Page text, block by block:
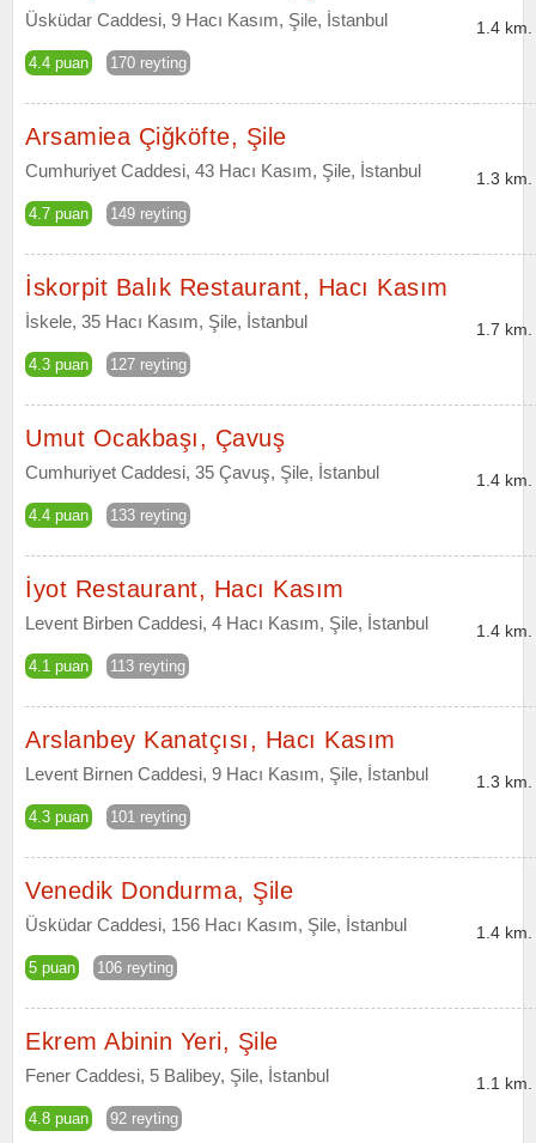
Üsküdar Caddesi, 9 Hacı Kasım, Şile, İstanbul
4.4 puan 170 reyting
1.4 km.
Arsamiea Çiğköfte, Şile
Cumhuriyet Caddesi, 43 Hacı Kasım, Şile, İstanbul
4.7 puan 149 reyting
1.3 km.
İskorpit Balık Restaurant, Hacı Kasım
İskele, 35 Hacı Kasım, Şile, İstanbul
4.3 puan 127 reyting
1.7 km.
Umut Ocakbaşı, Çavuş
Cumhuriyet Caddesi, 35 Çavuş, Şile, İstanbul
4.4 puan 133 reyting
1.4 km.
İyot Restaurant, Hacı Kasım
Levent Birben Caddesi, 4 Hacı Kasım, Şile, İstanbul
4.1 puan 113 reyting
1.4 km.
Arslanbey Kanatçısı, Hacı Kasım
Levent Birnen Caddesi, 9 Hacı Kasım, Şile, İstanbul
4.3 puan 101 reyting
1.3 km.
Venedik Dondurma, Şile
Üsküdar Caddesi, 156 Hacı Kasım, Şile, İstanbul
5 puan 106 reyting
1.4 km.
Ekrem Abinin Yeri, Şile
Fener Caddesi, 5 Balibey, Şile, İstanbul
4.8 puan 92 reyting
1.1 km.